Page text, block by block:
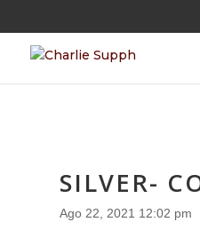
SILVER-
Ago 22, 2021 12:02 pm